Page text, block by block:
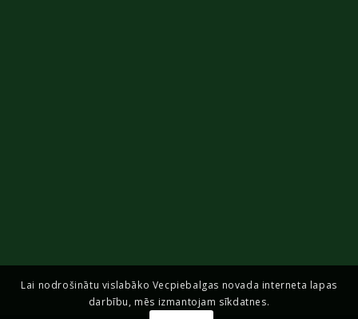
Lai nodrošinātu vislabāko Vecpiebalgas novada interneta lapas
darbību, mēs izmantojam sīkdatnes.